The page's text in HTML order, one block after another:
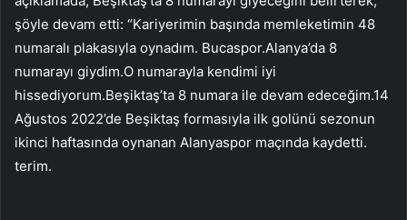
şöyle devam etti: “Kariyerimin başında memleketimin 48
numaralı plakasıyla oynadım. Bucaspor.Alanya’da 8
numarayı giydim.O numarayla kendimi iyi
hissediyorum.Beşiktaş’ta 8 numara ile devam edeceğim.14
Ağustos 2022’de Beşiktaş formasıyla ilk golünü sezonun
ikinci haftasında oynanan Alanyaspor maçında kaydetti.
terim.